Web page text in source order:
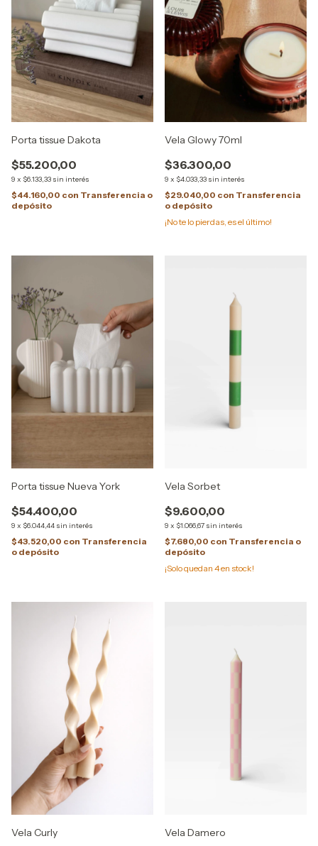
Porta tissue Dakota
$55.200,00
9 x $6.133,33 sin interés
$44.160,00 con Transferencia o
depósito
Vela Glowy 70ml
$36.300,00
9 x $4.033,33 sin interés
$29.040,00 con Transferencia
o depósito
¡No te lo pierdas, es el último!
Porta tissue Nueva York
$54.400,00
9 x $6.044,44 sin interés
$43.520,00 con Transferencia
o depósito
Vela Sorbet
$9.600,00
9 x $1.066,67 sin interés
$7.680,00 con Transferencia o
depósito
¡Solo quedan 4en stock!
Vela Curly Vela Damero